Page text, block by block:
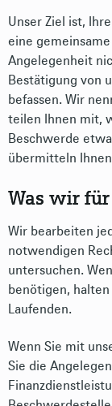
Unser Ziel ist,
eine
Angelegenheit
Bestätigung von
befassen. Wir
teilen Ihnen mit,
Beschwerde
übermitteln
Was wir
Wir bearbeiten
notwendigen
untersuchen.
benötigen,
Laufenden.
Wenn Sie mit
Sie die